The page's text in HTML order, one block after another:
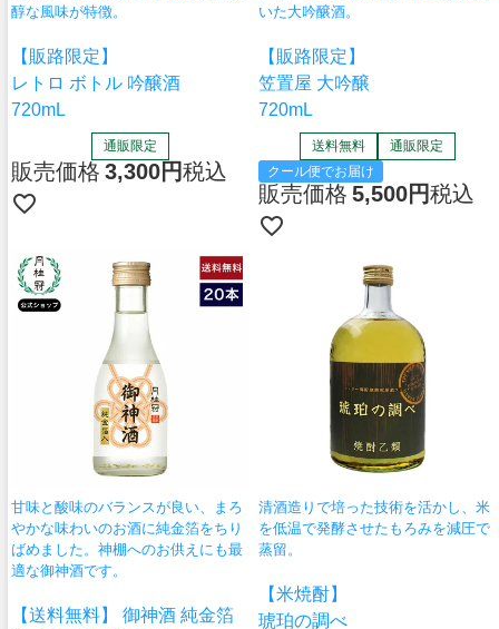
醇な風味が特徴。
【販路限定】
レトロ ボトル 吟醸酒
720mL
通販限定
販売価格 3,300 税込
いた大吟醸酒。
【販路限定】
笠置屋 大吟醸
720mL
送料無料
通販限定
クール便でお届け
販売価格 5,500 税込
甘味と酸味のバランスが良い、まろ
やかな味わいのお酒に純金箔をちり
ばめました。神棚へのお供えにも最
適な御神酒です。
【送料無料】 御神酒 純金箔
清酒造りで培った技術を活かし、米
を低温で発酵させたもろみを減圧で
蒸留。
【米焼酎】
琥珀の調べ